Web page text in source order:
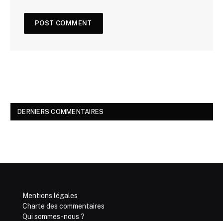
DERNIERS COMMENTAIRES
Mentions légales
Charte des commentaires
Qui sommes-nous ?